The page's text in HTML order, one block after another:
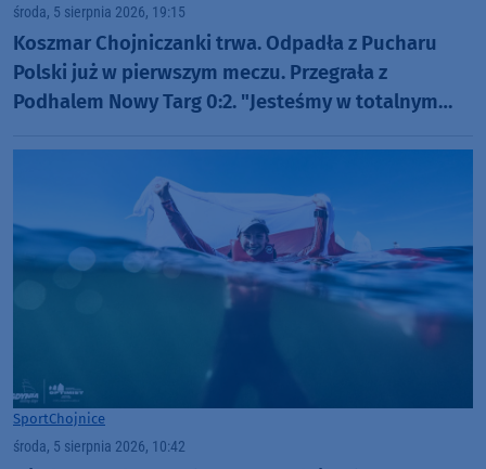
środa, 5 sierpnia 2026, 19:15
Koszmar Chojniczanki trwa. Odpadła z Pucharu
Polski już w pierwszym meczu. Przegrała z
Podhalem Nowy Targ 0:2. "Jesteśmy w totalnym
SportChojnice
środa, 5 sierpnia 2026, 10:42